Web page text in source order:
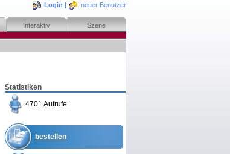
Login | neuer Benutzer
Interaktiv Szene
Statistiken
4701 Aufrufe
bestellen